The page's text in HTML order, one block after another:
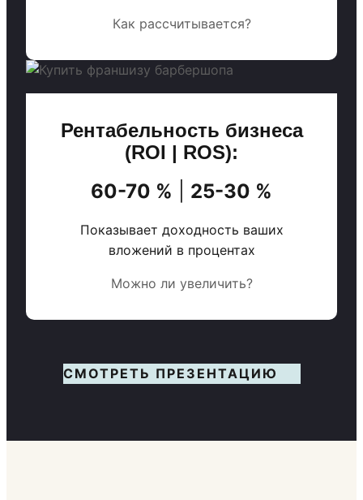
Как рассчитывается?
Рентабельность бизнеса
(ROI | ROS):
60-70 % 25-30 %
Показывает доходность ваших
вложений в процентах
Можно ли увеличить?
СМОТРЕТЬ ПРЕЗЕНТАЦИЮ